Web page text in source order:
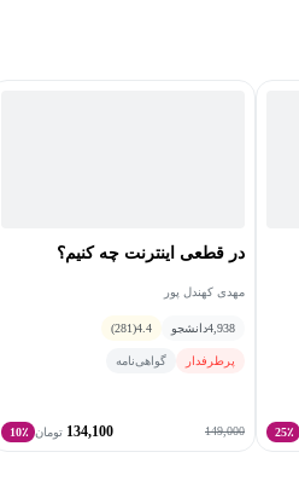
25٪
در قطعی اینترنت چه کنیم؟
مهدی کهندل پور
4,938دانشجو 4.4
(281)
پرطرفدار گواهی‌نامه
149,000
134,100 تومان 10٪